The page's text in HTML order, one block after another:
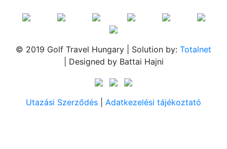
© 2019 Golf Travel Hungary | Solution by: Totalnet
| Designed by Battai Hajni
Utazási Szerződés Adatkezelési tájékoztató